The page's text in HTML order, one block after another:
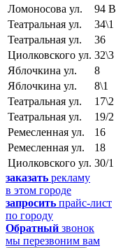
Ломоносова ул.
94 В
Театральная ул.
34\1
Театральная ул.
36
Циолковского ул. 32\3
Яблочкина ул.
8
Яблочкина ул.
8\1
Театральная ул.
17\2
Театральная ул.
19/2
Ремесленная ул.
16
Ремесленная ул.
18
Циолковского ул. 30/1
заказать рекламу
в этом городе
запросить прайс-лист
по городу
Обратный звонок
мы перезвоним вам